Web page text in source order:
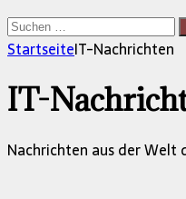
Suchen
nach:
StartseiteIT-Nachrichten
IT-
Nachrichten aus der Welt